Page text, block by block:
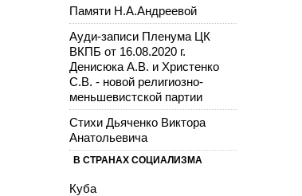
Памяти Н.А.Андреевой
Ауди-записи Пленума ЦК
ВКПБ от 16.08.2020 г.
Денисюка А.В. и Христенко
С.В. - новой религиозно-
меньшевистской партии
Стихи Дьяченко Виктора
Анатольевича
В СТРАНАХ СОЦИАЛИЗМА
Куба